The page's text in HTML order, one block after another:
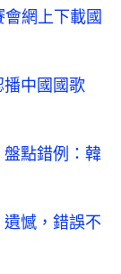
網上下載國
播中國國歌
點錯例：韓
憾，錯誤不